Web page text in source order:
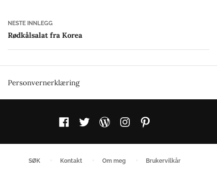
NESTE INNLEGGNeste
innlegg:
Rødkålsalat fra Korea
Personvernerklæring
FacebookTwitter WordPressInstagramPinterest
SØK Kontakt Om meg Brukervilkår